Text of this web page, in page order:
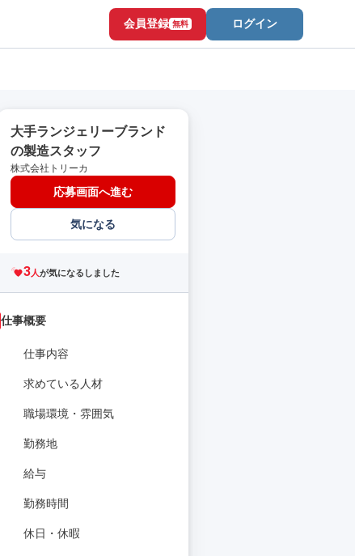
会員登録 無料 ログイン
大手ランジェリーブランド
の製造スタッフ
株式会社トリーカ
応募画面へ進む
気になる
3人が気になるしました
仕事概要
仕事内容
求めている人材
職場環境・雰囲気
勤務地
給与
勤務時間
休日・休暇